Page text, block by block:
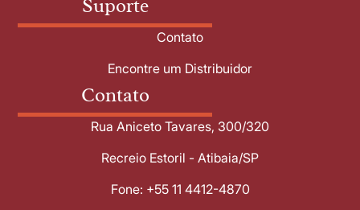
Suporte
Contato
Encontre um Distribuidor
Contato
Rua Aniceto Tavares, 300/320
Recreio Estoril - Atibaia/SP
Fone: +55 11 4412-4870